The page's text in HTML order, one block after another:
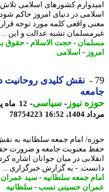
کشورهای اسلامی تلاش
در دنیای امروز حاکم شود که
واقعی کلمه مورد توجه قرار
تشنه عدالت و این ...
-حجت الاسلام-حقوق بشر
- اسلامی
نقش کلیدی روحانیت در
نیوز-سیاسی-
16:52
78754223
امام جمعه سلطانیه به نقش
معنویت جامعه و ضرورت حفظ
در میان جوانان اشاره کرد
- به گزارش خبرگزاری ...
جمعه سلطانیه-سید عمران
حسینی نسب-سلطانیه